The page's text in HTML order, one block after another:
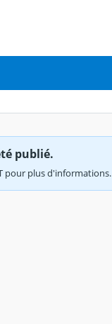
publié.
pour plus d'informations.